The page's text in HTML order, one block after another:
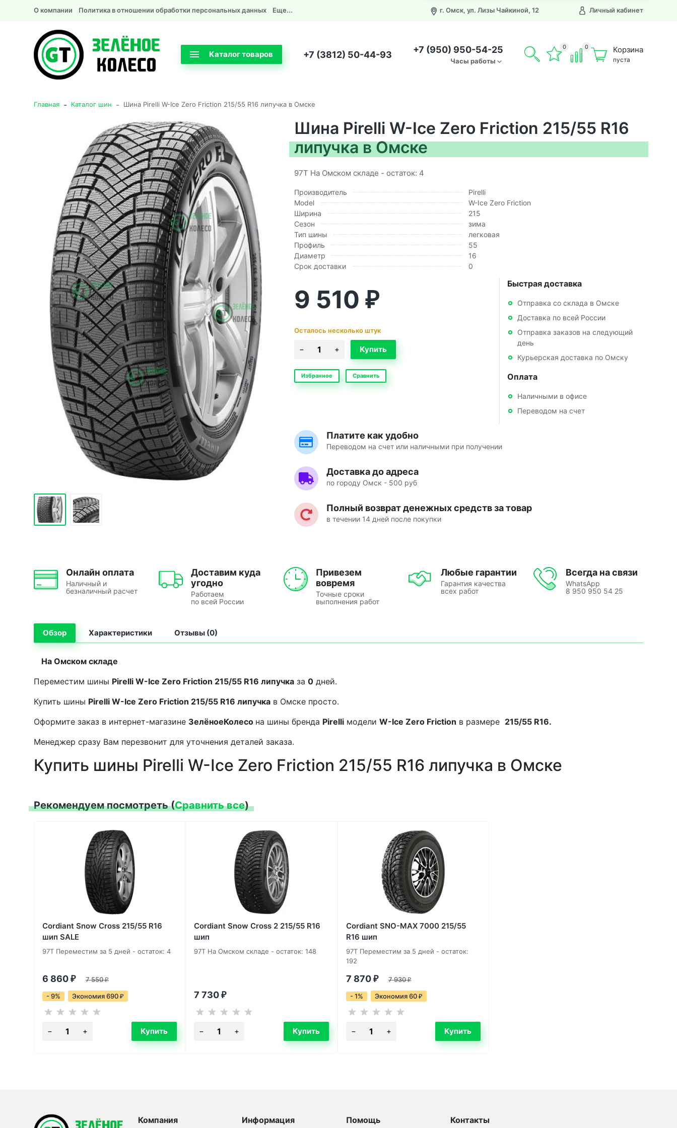
О компании Политика в отношении обработки персональных данных Еще... г. Омск, ул. Лизы Чайкиной, 12 Личный кабинет
Каталог товаров +7 (3812) 50-44-93 +7 (950) 950-54-25
Часы работы
0 0 Корзина
пуста
Главная - Каталог шин - Шина Pirelli W-Ice Zero Friction 215/55 R16 липучка в Омске
Шина Pirelli W-Ice Zero Friction 215/55 R16
липучка в Омске
97T На Омском складе - остаток: 4
Производитель
Pirelli
Model
W-Ice Zero Friction
Ширина
215
Сезон
зима
Тип шины
легковая
Профиль
55
Диаметр
16
Срок доставки
0
9 510 ₽
Осталось несколько штук
Избранное Сравнить
Быстрая доставка
Отправка со склада в Омске
Доставка по всей России
Отправка заказов на следующий
день
Курьерская доставка по Омску
Оплата
Наличными в офисе
Переводом на счет
Платите как удобно
Переводом на счет или наличными при получении
Доставка до адреса
по городу Омск - 500 руб
Полный возврат денежных средств за товар
в течении 14 дней после покупки
Онлайн оплата
Наличный и
безналичный расчет
Доставим куда
угодно
Работаем
по всей России
Привезем
вовремя
Точные сроки
выполнения работ
Любые гарантии
Гарантия качества
всех работ
Всегда на связи
WhatsApp
8 950 950 54 25
Обзор Характеристики Отзывы (0)
На Омском складе
Переместим шины Pirelli W-Ice Zero Friction 215/55 R16 липучка за 0 дней.
Купить шины Pirelli W-Ice Zero Friction 215/55 R16 липучка в Омске просто.
Оформите заказ в интернет-магазине ЗелёноеКолесо на шины бренда Pirelli модели W-Ice Zero Friction в размере 215/55 R16.
Менеджер сразу Вам перезвонит для уточнения деталей заказа.
Купить шины Pirelli W-Ice Zero Friction 215/55 R16 липучка в Омске
Рекомендуем посмотреть (Сравнить все)
Cordiant Snow Cross 215/55 R16
шип SALE
97T Переместим за 5 дней - остаток: 4
6 860 ₽ 7 550₽
- 9% Экономия 690 ₽
Cordiant Snow Cross 2 215/55 R16
шип
97T На Омском складе - остаток: 148
7 730₽
Cordiant SNO-MAX 7000 215/55
R16 шип
97T Переместим за 5 дней - остаток:
192
7 870 ₽ 7 930₽
- 1% Экономия 60 ₽
Компания Информация Помощь Контакты